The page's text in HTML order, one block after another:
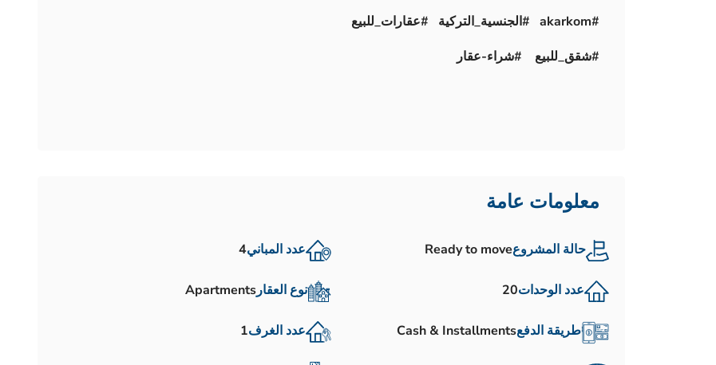
#akarkom #الجنسية_التركية #عقارات_للبيع
#شقق_للبيع #شراء-عقار
معلومات عامة
حالة المشروعReady to move
عدد الوحدات20
طريقة الدفعCash & Installments
عدد المباني4
نوع العقارApartments
عدد الغرف1